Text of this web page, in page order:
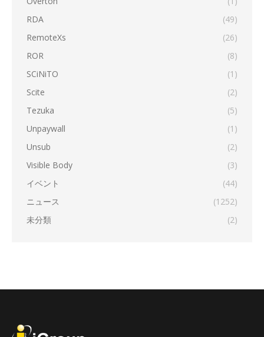
RDA
(49)
RemoteXs
(26)
ROR
(8)
SCiNiTO
(1)
Scite
(2)
Tezuka
(5)
Unpaywall
(1)
Unsub
(2)
Visible Body
(3)
イベント
(44)
ニュース
(1252)
未分類
(2)